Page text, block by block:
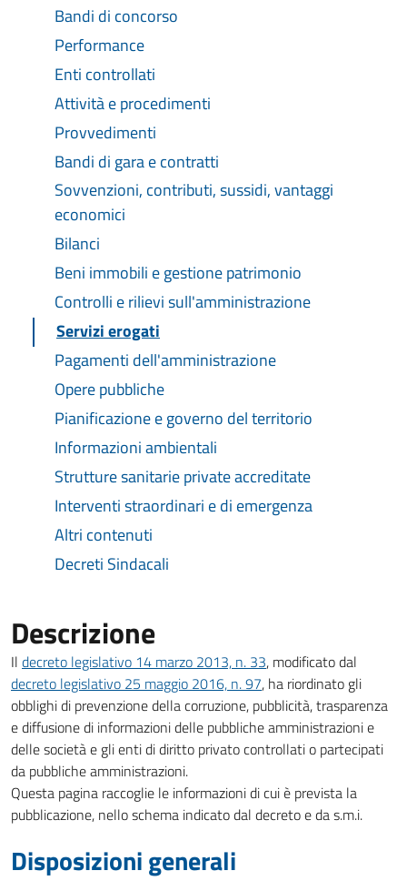
Bandi di concorso
Performance
Enti controllati
Attività e procedimenti
Provvedimenti
Bandi di gara e contratti
Sovvenzioni, contributi, sussidi, vantaggi
economici
Bilanci
Beni immobili e gestione patrimonio
Controlli e rilievi sull'amministrazione
Servizi erogati
Pagamenti dell'amministrazione
Opere pubbliche
Pianificazione e governo del territorio
Informazioni ambientali
Strutture sanitarie private accreditate
Interventi straordinari e di emergenza
Altri contenuti
Decreti Sindacali
Descrizione
Il decreto legislativo 14 marzo 2013, n. 33apre il link in una
, modificato dal
decreto legislativo 25 maggio 2016, n. 97apre il link in una
, ha riordinato gli
obblighi di prevenzione della corruzione, pubblicità, trasparenza
e diffusione di informazioni delle pubbliche amministrazioni e
delle società e gli enti di diritto privato controllati o partecipati
da pubbliche amministrazioni.
Questa pagina raccoglie le informazioni di cui è prevista la
pubblicazione, nello schema indicato dal decreto e da s.m.i.
Disposizioni generali